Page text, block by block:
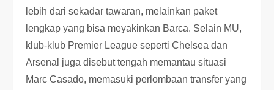
lebih dari sekadar tawaran, melainkan paket
lengkap yang bisa meyakinkan Barca. Selain MU,
klub-klub Premier League seperti Chelsea dan
Arsenal juga disebut tengah memantau situasi
Marc Casado, memasuki perlombaan transfer yang